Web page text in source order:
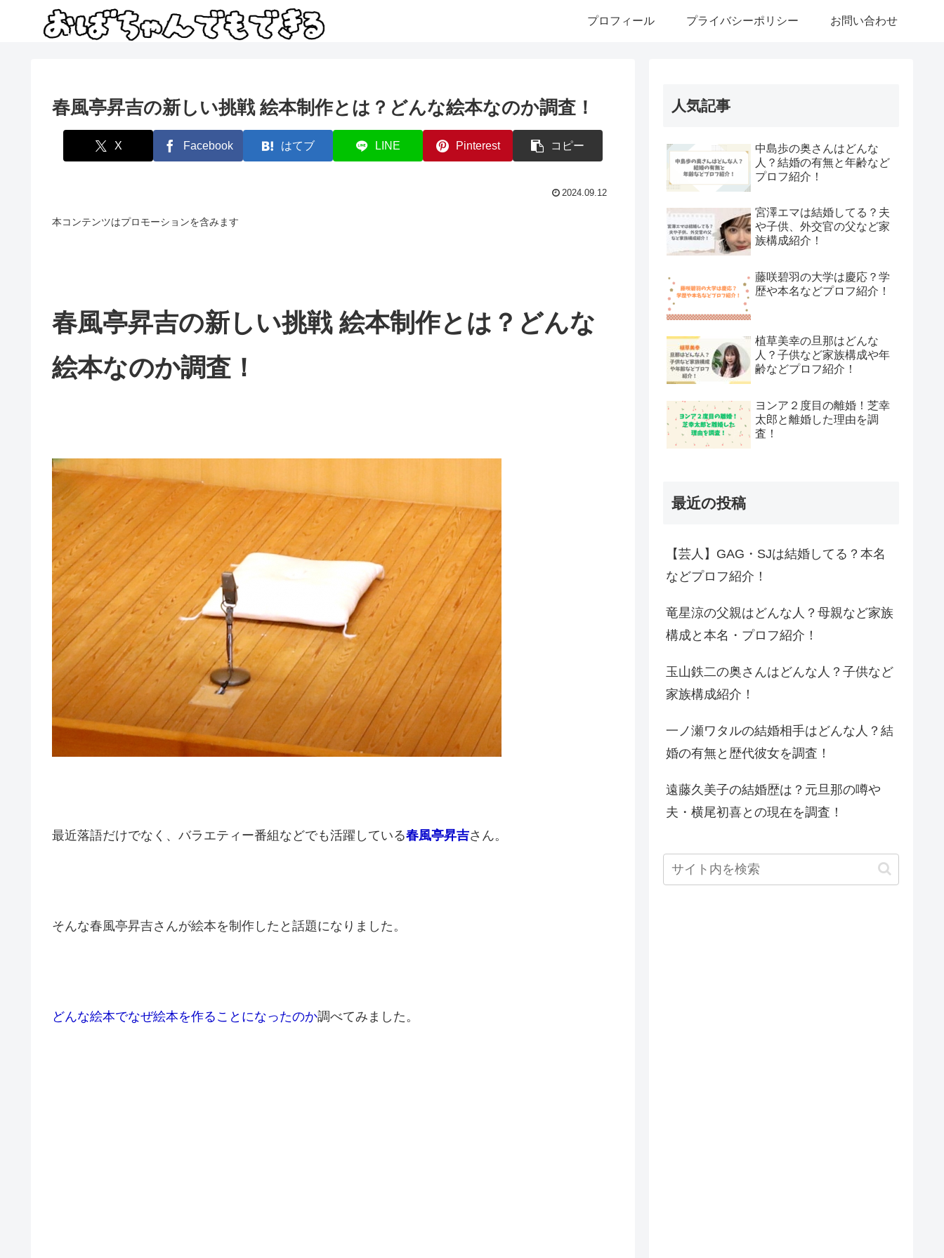
プロフィール プライバシーポリシー お問い合わせ
春風亭昇吉の新しい挑戦 絵本制作とは？どんな絵本なのか調査！
X Facebook はてブ LINE Pinterest コピー
2024.09.12
本コンテンツはプロモーションを含みます
春風亭昇吉の新しい挑戦 絵本制作とは？どんな
絵本なのか調査！
最近落語だけでなく、バラエティー番組などでも活躍している春風亭昇吉さん。
そんな春風亭昇吉さんが絵本を制作したと話題になりました。
どんな絵本でなぜ絵本を作ることになったのか調べてみました。
人気記事
中島歩の奥さんはどんな
人？結婚の有無と年齢など
プロフ紹介！
宮澤エマは結婚してる？夫
や子供、外交官の父など家
族構成紹介！
藤咲碧羽の大学は慶応？学
歴や本名などプロフ紹介！
植草美幸の旦那はどんな
人？子供など家族構成や年
齢などプロフ紹介！
ヨンア２度目の離婚！芝幸
太郎と離婚した理由を調
査！
最近の投稿
【芸人】GAG・SJは結婚してる？本名
などプロフ紹介！
竜星涼の父親はどんな人？母親など家族
構成と本名・プロフ紹介！
玉山鉄二の奥さんはどんな人？子供など
家族構成紹介！
一ノ瀬ワタルの結婚相手はどんな人？結
婚の有無と歴代彼女を調査！
遠藤久美子の結婚歴は？元旦那の噂や
夫・横尾初喜との現在を調査！